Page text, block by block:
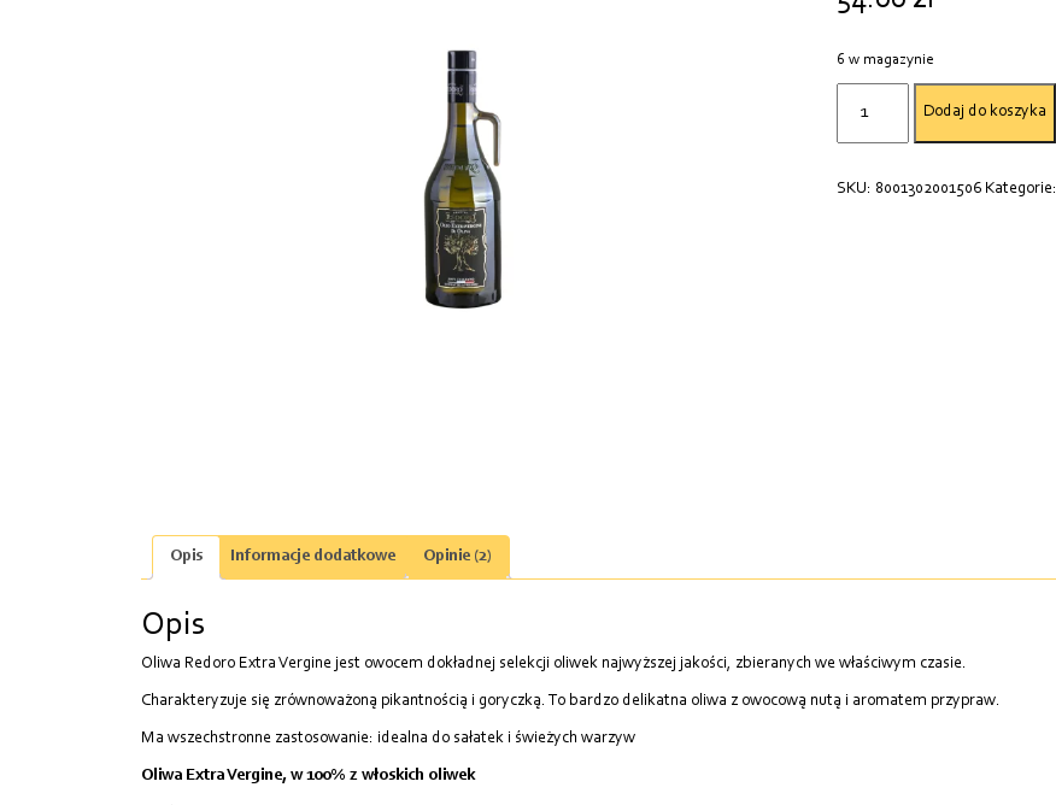
podstawie
6 w magazynie
OLIWA
REDORO
Dodaj do koszyka
SKU: 8001302001506 Kategorie:
Opis Informacje dodatkowe Opinie (2)
Opis
Oliwa Redoro Extra Vergine jest owocem dokładnej selekcji oliwek najwyższej jakości, zbieranych we właściwym czasie.
Charakteryzuje się zrównoważoną pikantnością i goryczką. To bardzo delikatna oliwa z owocową nutą i aromatem przypraw.
Ma wszechstronne zastosowanie: idealna do sałatek i świeżych warzyw
Oliwa Extra Vergine, w 100% z włoskich oliwek